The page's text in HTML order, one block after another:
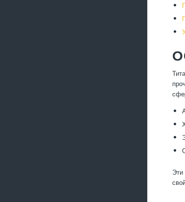
Эти